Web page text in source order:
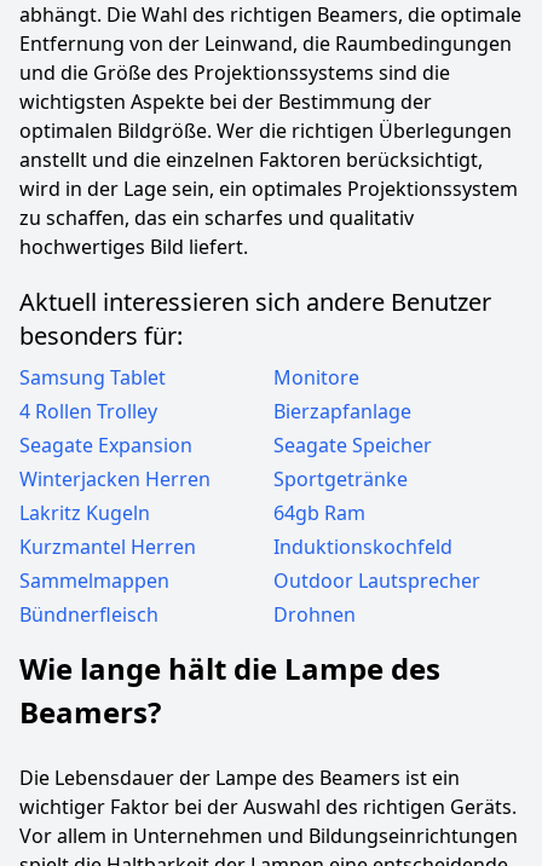
abhängt. Die Wahl des richtigen Beamers, die optimale
Entfernung von der Leinwand, die Raumbedingungen
und die Größe des Projektionssystems sind die
wichtigsten Aspekte bei der Bestimmung der
optimalen Bildgröße. Wer die richtigen Überlegungen
anstellt und die einzelnen Faktoren berücksichtigt,
wird in der Lage sein, ein optimales Projektionssystem
zu schaffen, das ein scharfes und qualitativ
hochwertiges Bild liefert.
Aktuell interessieren sich andere Benutzer
besonders für:
Samsung Tablet
Monitore
4 Rollen Trolley
Bierzapfanlage
Seagate Expansion
Seagate Speicher
Winterjacken Herren
Sportgetränke
Lakritz Kugeln
64gb Ram
Kurzmantel Herren
Induktionskochfeld
Sammelmappen
Outdoor Lautsprecher
Bündnerfleisch
Drohnen
Wie lange hält die Lampe des
Beamers?
Die Lebensdauer der Lampe des Beamers ist ein
wichtiger Faktor bei der Auswahl des richtigen Geräts.
Vor allem in Unternehmen und Bildungseinrichtungen